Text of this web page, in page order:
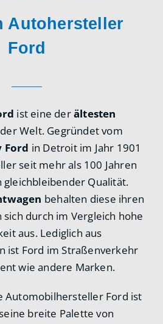
Autohersteller
Ford
ist eine derältesten
der Welt. Gegründet vom
Ford in Detroit im Jahr 1901
seit mehr als 100 Jahren
gleichbleibender Qualität.
behalten diese ihren
durch im Vergleich hohe
aus. Lediglich aus
ist Ford im Straßenverkehr
wie andere Marken.
Automobilhersteller Ford ist
breite Palette von